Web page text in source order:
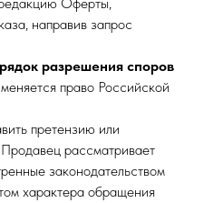
направив запрос
разрешения споров
право Российской
претензию или
рассматривает
законодательством
характера обращения